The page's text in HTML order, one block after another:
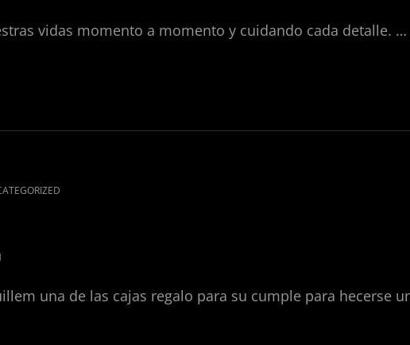
vidas momento a momento y cuidando cada detalle. …
una de las cajas regalo para su cumple para hecerse